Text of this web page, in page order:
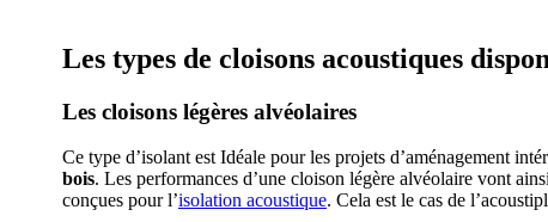
Les types de cloisons acoustiques
Les cloisons légères alvéolaires
Ce type d’isolant est Idéale pour les projets d’aménagement
bois. Les performances d’une cloison légère alvéolaire vont
conçues pour l’isolation acoustique. Cela est le cas de